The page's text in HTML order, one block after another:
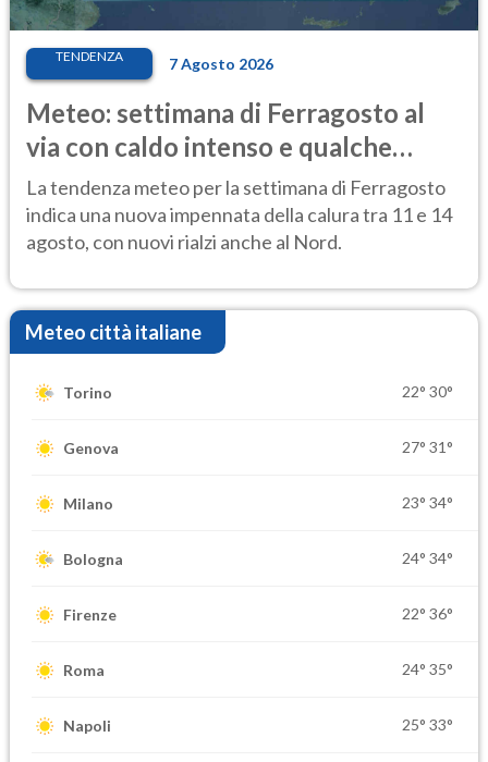
TENDENZA 7 Agosto 2026
Meteo: settimana di Ferragosto al
via con caldo intenso e qualche
temporale
La tendenza meteo per la settimana di Ferragosto
indica una nuova impennata della calura tra 11 e 14
agosto, con nuovi rialzi anche al Nord.
Meteo città italiane
Torino 22° 30°
Genova 27° 31°
Milano 23° 34°
Bologna 24° 34°
Firenze 22° 36°
Roma 24° 35°
Napoli 25° 33°